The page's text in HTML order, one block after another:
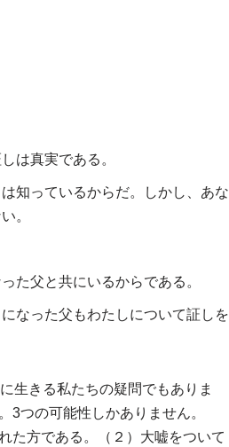
は真実である。
知っているからだ。しかし、あな
。
た父と共にいるからである。
なった父もわたしについて証しを
生きる私たちの疑問でもありま
3つの可能性しかありません。
た方である。（２）大嘘をついて